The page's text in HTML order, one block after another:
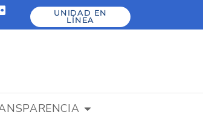
UNIDAD EN
LÍNEA